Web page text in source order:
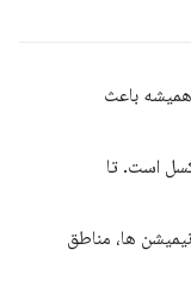
باعث
است. تا
ها، مناطق